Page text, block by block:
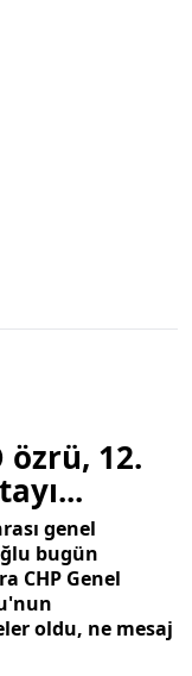
özrü, 12.
genel
bugün
CHP Genel
oldu, ne mesaj